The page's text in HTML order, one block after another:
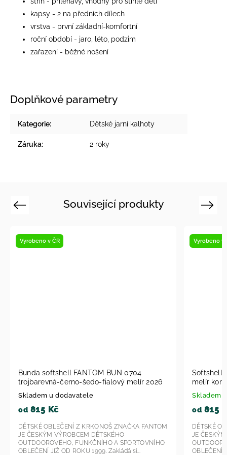
kapsy - 2 na předních dílech
vrstva - první základní-komfortní
roční období - jaro, léto, podzim
zařazení - běžné nošení
Doplňkové parametry
Kategorie: Dětské jarní kalhoty
Záruka: 2 roky
Související produkty
Previous
Vyrobeno v ČR
Softshell bunda Fantom BUN 0602 černo
melír korálová 2026
Skladem
od815 Kč
DĚTSKÉ OBLEČENÍ Z KRKONOŠ ZNAČKA FANTOM
JE ČESKÝM VÝROBCEM DĚTSKÉHO
OUTDOOROVÉHO, FUNKČNÍHO A SPORTOVNÍHO
OBLEČENÍ JIŽ OD ROKU 1999. Zakládá...
melír
od
JE
Next